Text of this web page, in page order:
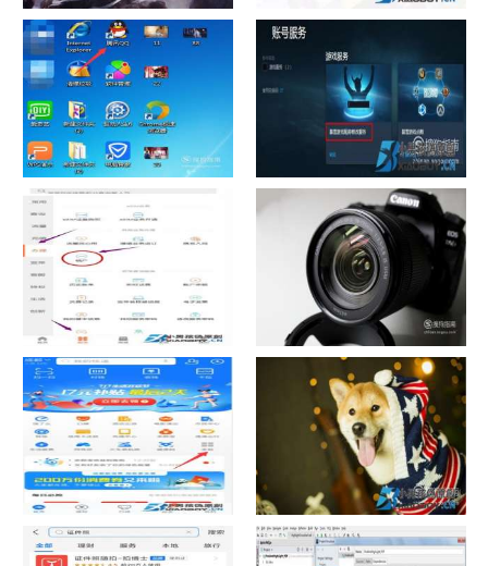
chrome数据转移 怎样给照片换背景
如何看认识QQ好友具体多少天
了
战网怎么修改昵称？
中国联通手机营业厅销户操作
指引
摄影作品的欣赏方法
支付宝怎么拍违章挣钱？
宠物定位器app开发可以解决哪
些问题？